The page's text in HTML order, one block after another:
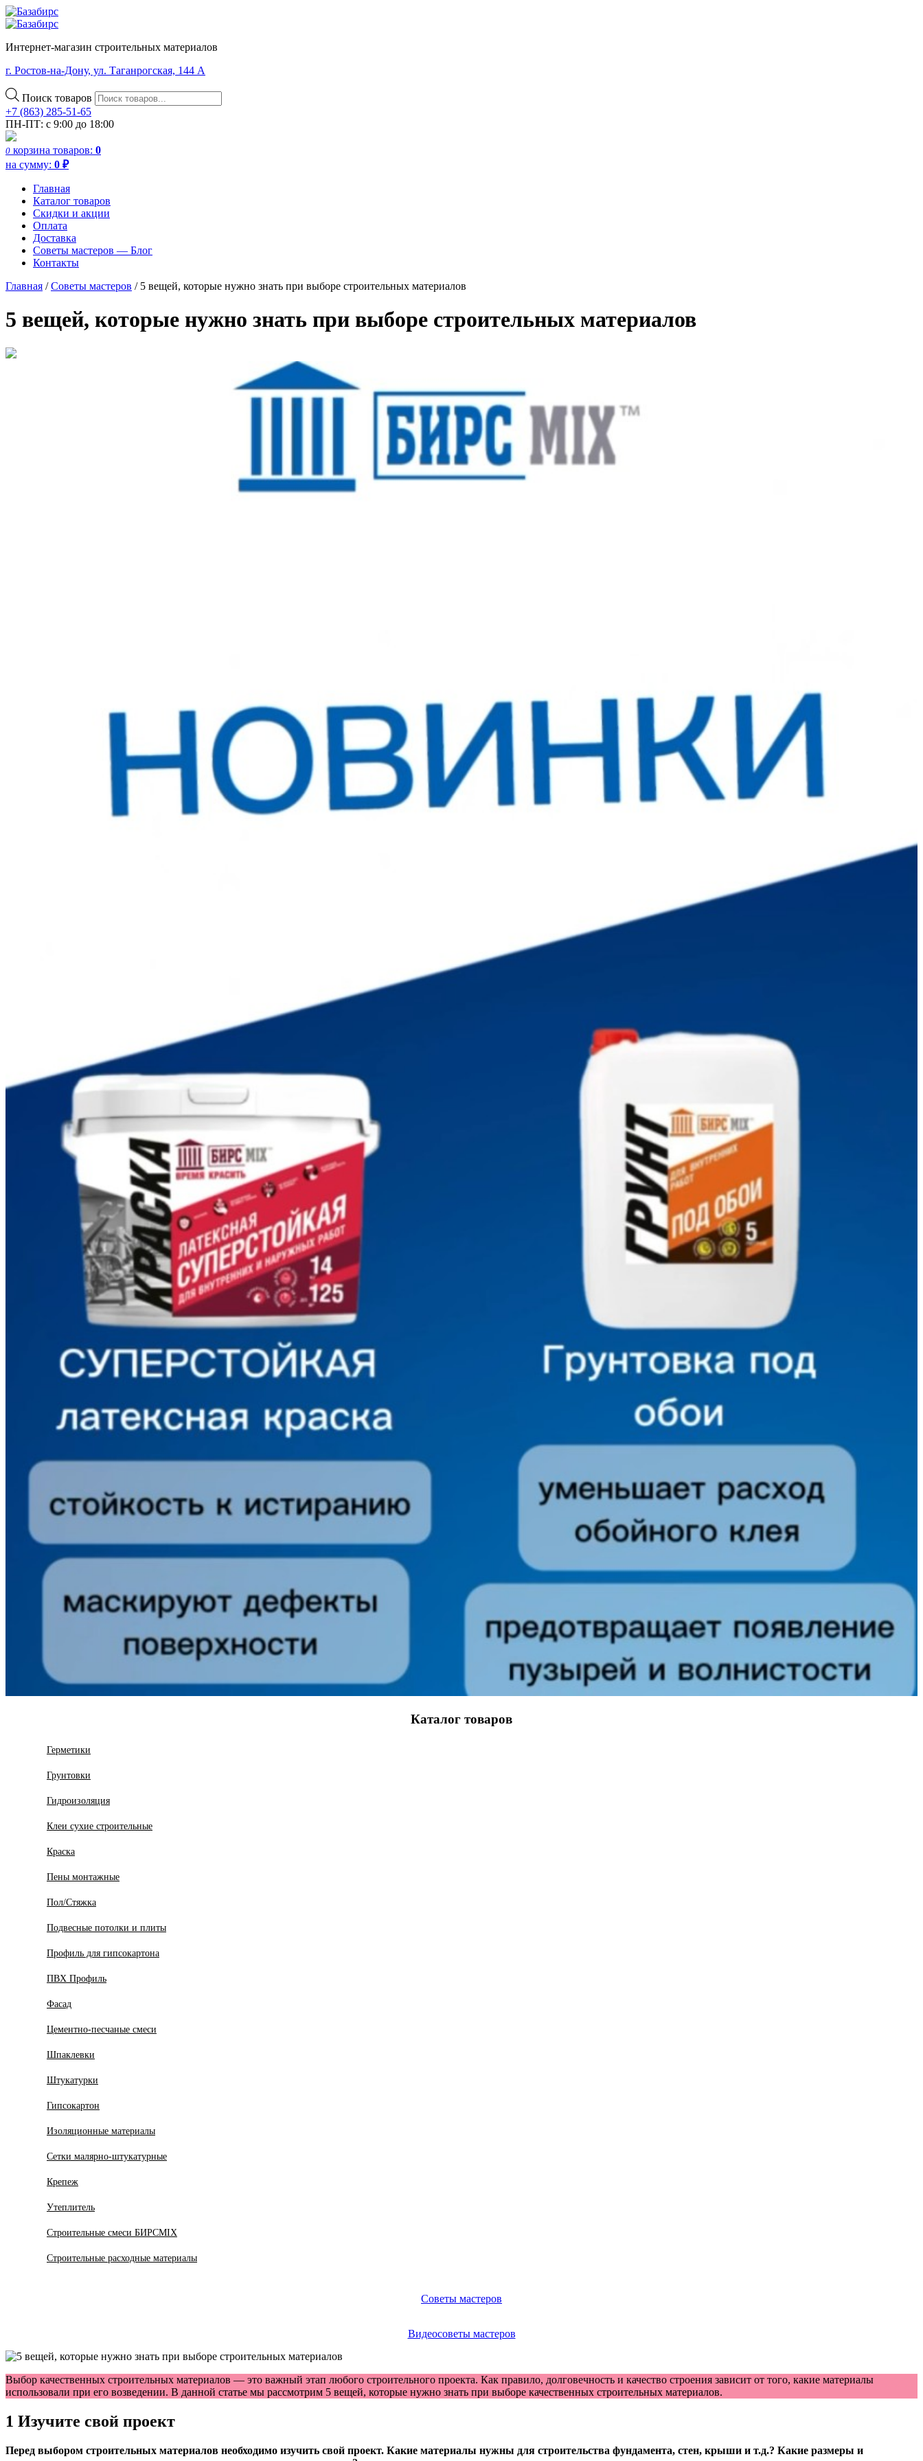
Интернет-магазин строительных материалов
г. Ростов-на-Дону, ул. Таганрогская, 144 А
Поиск товаров
+7 (863) 285-51-65
ПН-ПТ: с 9:00 до 18:00
0 корзина товаров: 0
на сумму: 0 ₽
Главная
Каталог товаров
Скидки и акции
Оплата
Доставка
Советы мастеров — Блог
Контакты
Главная /Советы мастеров / 5 вещей, которые нужно знать при выборе строительных материалов
5 вещей, которые нужно знать при выборе строительных материалов
Каталог товаров
Герметики
Грунтовки
Гидроизоляция
Клеи сухие строительные
Краска
Пены монтажные
Пол/Стяжка
Подвесные потолки и плиты
Профиль для гипсокартона
ПВХ Профиль
Фасад
Цементно-песчаные смеси
Шпаклевки
Штукатурки
Гипсокартон
Изоляционные материалы
Сетки малярно-штукатурные
Крепеж
Утеплитель
Строительные смеси БИРСMIX
Строительные расходные материалы
Советы мастеров
Видеосоветы мастеров
Выбор качественных строительных материалов — это важный этап любого строительного проекта. Как правило, долговечность и качество строения зависит от того, какие материалы
использовали при его возведении. В данной статье мы рассмотрим 5 вещей, которые нужно знать при выборе качественных строительных материалов.
1 Изучите свой проект
Перед выбором строительных материалов необходимо изучить свой проект. Какие материалы нужны для строительства фундамента, стен, крыши и т.д.? Какие размеры и